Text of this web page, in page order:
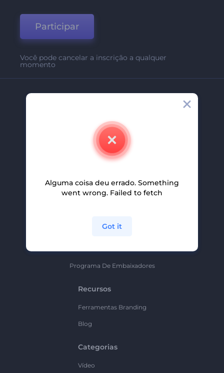
Participar
Você pode cancelar a inscrição a qualquer
momento
Contate-Nos
Carreiras
Programa De Afiliados
Programa De Embaixadores
Recursos
Ferramentas Branding
Blog
Categorias
Vídeo
Alguma coisa deu errado. Something
went wrong. Failed to fetch
Got it